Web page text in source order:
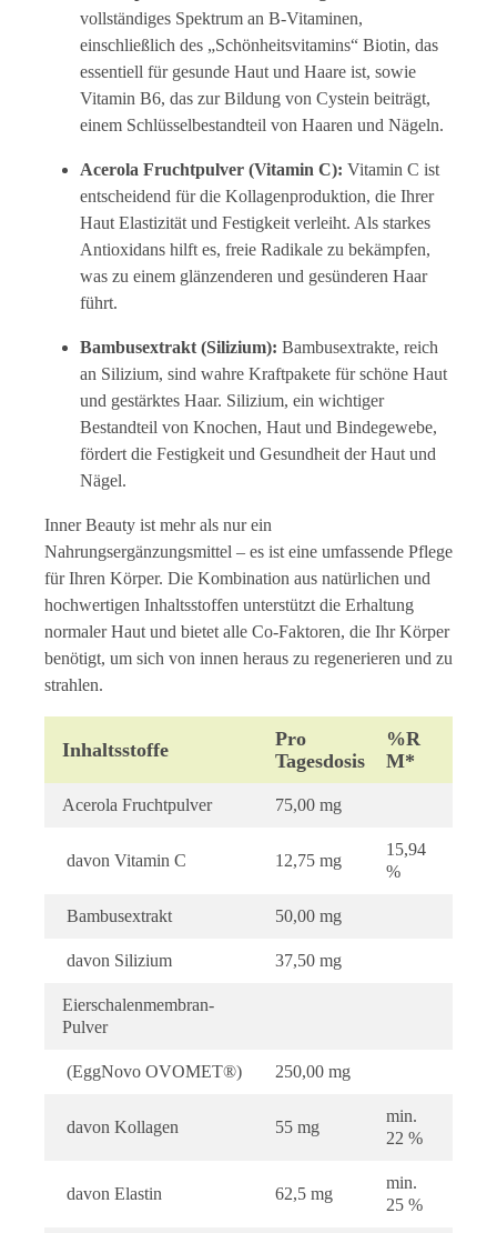
vollständiges Spektrum an B-Vitaminen,
einschließlich des „Schönheitsvitamins“ Biotin, das
essentiell für gesunde Haut und Haare ist, sowie
Vitamin B6, das zur Bildung von Cystein beiträgt,
einem Schlüsselbestandteil von Haaren und Nägeln.
Acerola Fruchtpulver (Vitamin C): Vitamin C ist
entscheidend für die Kollagenproduktion, die Ihrer
Haut Elastizität und Festigkeit verleiht. Als starkes
Antioxidans hilft es, freie Radikale zu bekämpfen,
was zu einem glänzenderen und gesünderen Haar
führt.
Bambusextrakt (Silizium): Bambusextrakte, reich
an Silizium, sind wahre Kraftpakete für schöne Haut
und gestärktes Haar. Silizium, ein wichtiger
Bestandteil von Knochen, Haut und Bindegewebe,
fördert die Festigkeit und Gesundheit der Haut und
Nägel.
Inner Beauty ist mehr als nur ein
Nahrungsergänzungsmittel – es ist eine umfassende Pflege
für Ihren Körper. Die Kombination aus natürlichen und
hochwertigen Inhaltsstoffen unterstützt die Erhaltung
normaler Haut und bietet alle Co-Faktoren, die Ihr Körper
benötigt, um sich von innen heraus zu regenerieren und zu
strahlen.
Inhaltsstoffe
Pro
Tagesdosis
%R
M*
Acerola Fruchtpulver 75,00 mg
davon Vitamin C 12,75 mg
15,94
%
Bambusextrakt 50,00 mg
davon Silizium 37,50 mg
Eierschalenmembran-
Pulver
(EggNovo OVOMET®) 250,00 mg
davon Kollagen 55 mg
min.
22 %
davon Elastin 62,5 mg
min.
25 %